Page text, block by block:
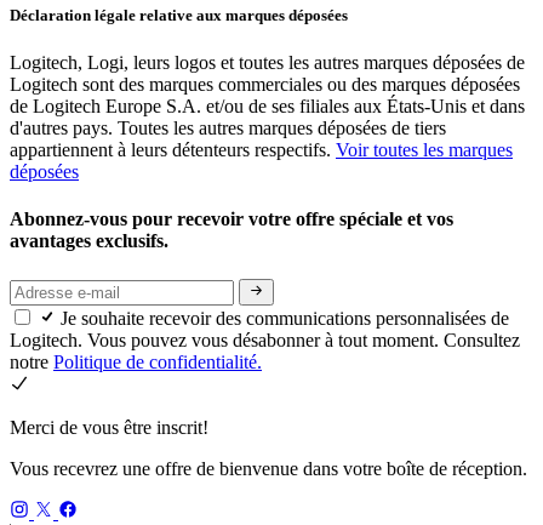
Déclaration légale relative aux marques déposées
Logitech, Logi, leurs logos et toutes les autres marques déposées de
Logitech sont des marques commerciales ou des marques déposées
de Logitech Europe S.A. et/ou de ses filiales aux États-Unis et dans
d'autres pays. Toutes les autres marques déposées de tiers
appartiennent à leurs détenteurs respectifs. Voir toutes les marques
déposées
Abonnez-vous pour recevoir votre offre spéciale et vos
avantages exclusifs.
Je souhaite recevoir des communications personnalisées de
Logitech. Vous pouvez vous désabonner à tout moment. Consultez
notre Politique de confidentialité.
Merci de vous être inscrit!
Vous recevrez une offre de bienvenue dans votre boîte de réception.